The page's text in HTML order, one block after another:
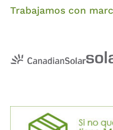
Trabajamos con